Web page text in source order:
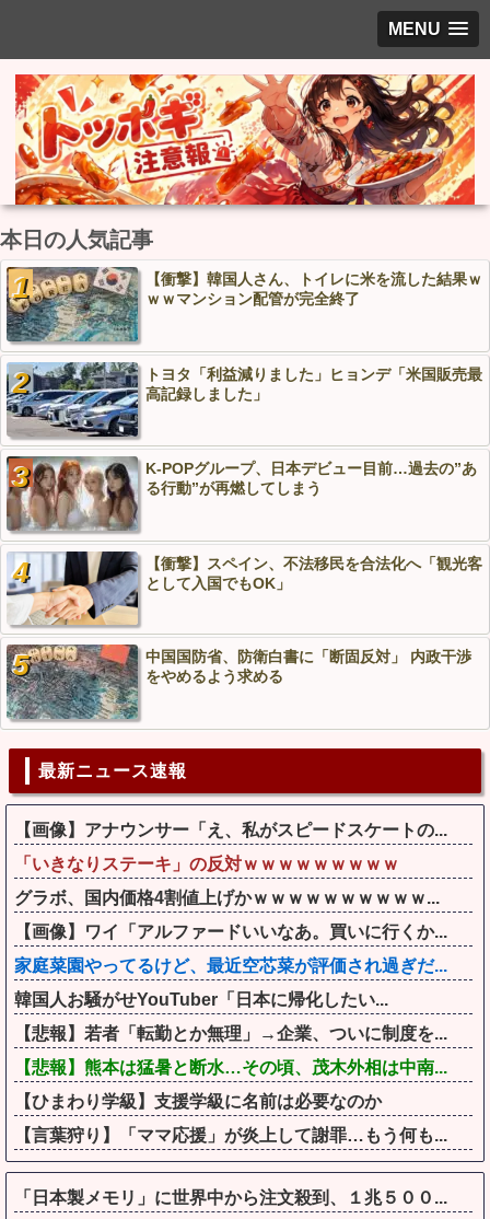
MENU
本日の人気記事
【衝撃】韓国人さん、トイレに米を流した結果ｗ
ｗｗマンション配管が完全終了
トヨタ「利益減りました」ヒョンデ「米国販売最
高記録しました」
K-POPグループ、日本デビュー目前…過去の”あ
る行動”が再燃してしまう
【衝撃】スペイン、不法移民を合法化へ「観光客
として入国でもOK」
中国国防省、防衛白書に「断固反対」 内政干渉
をやめるよう求める
最新ニュース速報
【画像】アナウンサー「え、私がスピードスケートの...
「いきなりステーキ」の反対ｗｗｗｗｗｗｗｗｗ
グラボ、国内価格4割値上げかｗｗｗｗｗｗｗｗｗｗ...
【画像】ワイ「アルファードいいなあ。買いに行くか...
家庭菜園やってるけど、最近空芯菜が評価され過ぎだ...
韓国人お騒がせYouTuber「日本に帰化したい...
【悲報】若者「転勤とか無理」→企業、ついに制度を...
【悲報】熊本は猛暑と断水…その頃、茂木外相は中南...
【ひまわり学級】支援学級に名前は必要なのか
【言葉狩り】「ママ応援」が炎上して謝罪…もう何も...
「日本製メモリ」に世界中から注文殺到、１兆５００...